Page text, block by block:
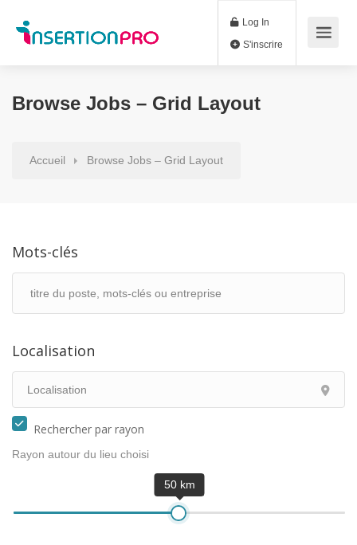
Log In
Browse Jobs – Grid Layout
Accueil Browse Jobs – Grid Layout
Mots-clés
Localisation
Rechercher par rayon
Rayon autour du lieu choisi
50 km